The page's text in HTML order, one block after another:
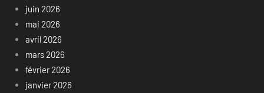
juin 2026
mai 2026
avril 2026
mars 2026
février 2026
janvier 2026